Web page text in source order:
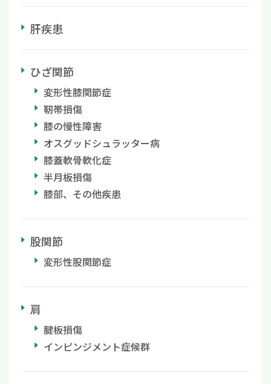
肝疾患
ひざ関節
変形性膝関節症
靭帯損傷
膝の慢性障害
オスグッドシュラッター病
膝蓋軟骨軟化症
半月板損傷
膝部、その他疾患
股関節
変形性股関節症
肩
腱板損傷
インピンジメント症候群